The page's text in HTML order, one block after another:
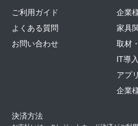
ご利用ガイド
よくある質問
お問い合わせ
企業
家具
取材
IT導
アプ
企業
決済方法